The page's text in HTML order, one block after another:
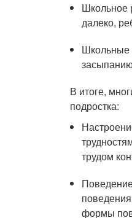
Школьное
далеко,
Школьные
В итоге,
подростка:
трудом
формы